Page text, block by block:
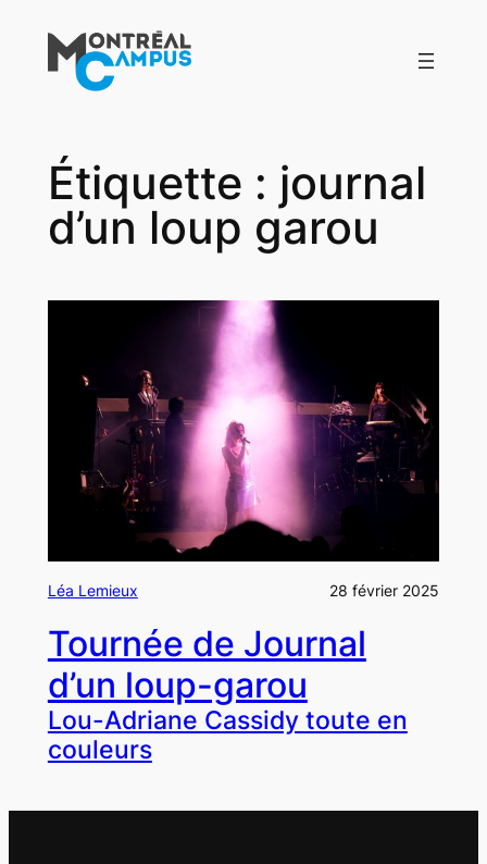
contenu
Étiquette : journal
d’un loup garou
Léa Lemieux 28 février 2025
Tournée de Journal
d’un loup-garou
Lou-Adriane Cassidy toute en
couleurs